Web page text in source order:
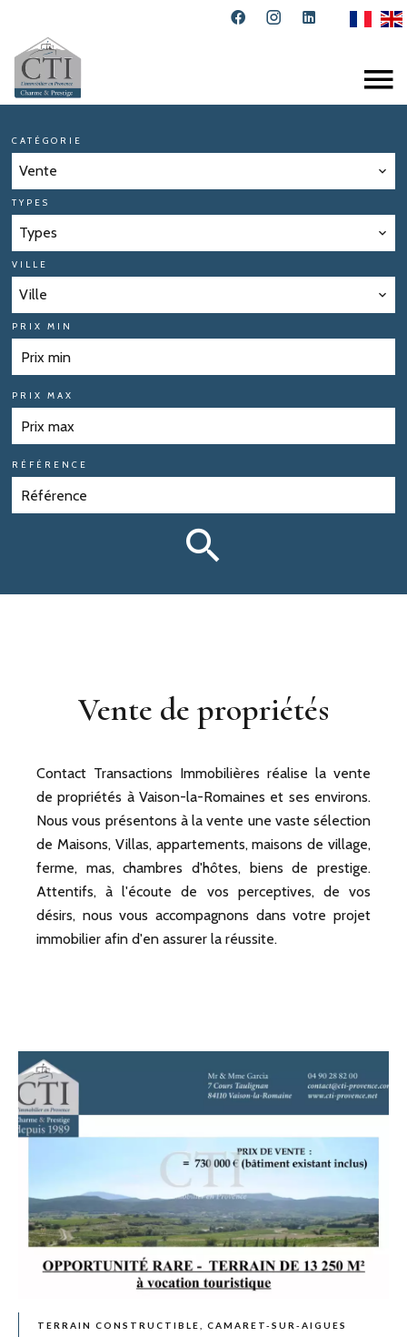
CATÉGORIE
Vente
TYPES
Types
VILLE
Ville
PRIX MIN
PRIX MAX
RÉFÉRENCE
Vente de propriétés
Contact Transactions Immobilières réalise la vente
de propriétés à Vaison-la-Romaines et ses environs.
Nous vous présentons à la vente une vaste sélection
de Maisons, Villas, appartements, maisons de village,
ferme, mas, chambres d'hôtes, biens de prestige.
Attentifs, à l'écoute de vos perceptives, de vos
désirs, nous vous accompagnons dans votre projet
immobilier afin d'en assurer la réussite.
TERRAIN CONSTRUCTIBLE, CAMARET-SUR-AIGUES